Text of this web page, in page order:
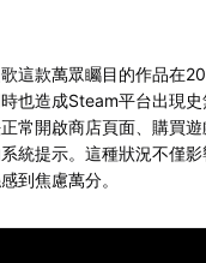
這款萬眾矚目的作品在
也造成Steam平台出現史
常開啟商店頁面、購買
統提示。這種狀況不僅
到焦慮萬分。